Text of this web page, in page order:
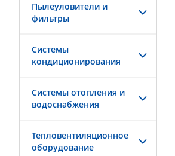
Пылеуловители и
фильтры
Системы
кондиционирования
Системы отопления и
водоснабжения
Тепловентиляционное
оборудование